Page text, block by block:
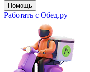
Помощь
Работать с Обед.ру